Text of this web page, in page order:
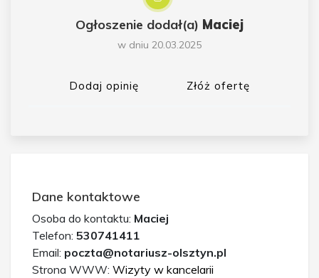
Ogłoszenie dodał(a) Maciej
w dniu 20.03.2025
Dodaj opinię Złóż ofertę
Dane kontaktowe
Osoba do kontaktu: Maciej
Telefon: 530741411
Email: poczta@notariusz-olsztyn.pl
Strona WWW: Wizyty w kancelarii